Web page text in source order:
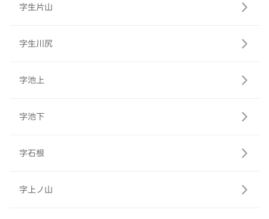
字生片山
字生川尻
字池上
字池下
字石根
字上ノ山